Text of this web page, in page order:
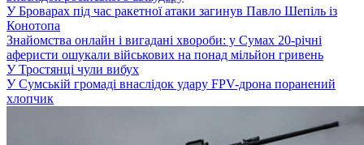
У Броварах під час ракетної атаки загинув Павло Шепіль із
Конотопа
Знайомства онлайн і вигадані хвороби: у Сумах 20-річні
аферисти ошукали військових на понад мільйон гривень
У Тростянці чули вибух
У Сумській громаді внаслідок удару FPV-дрона поранений
хлопчик